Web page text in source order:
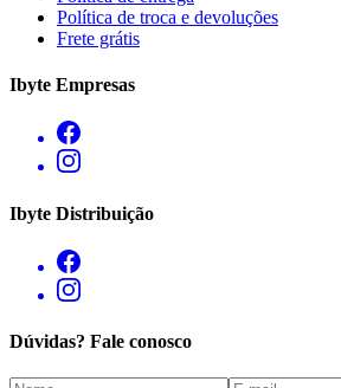
Política de troca e devoluções
Frete grátis
Ibyte Empresas
Ibyte Distribuição
Dúvidas? Fale conosco